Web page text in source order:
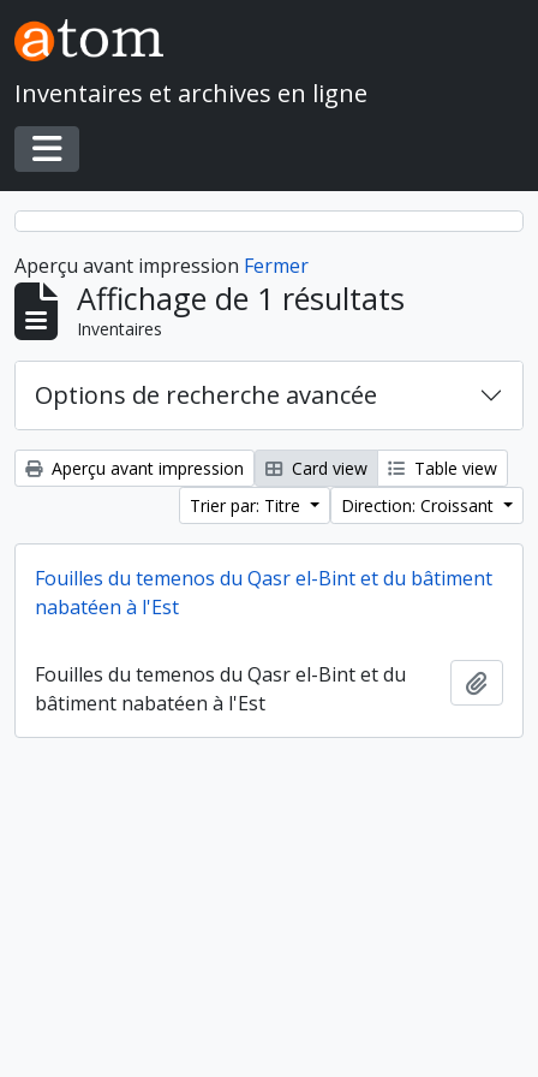
Skip to main content
Inventaires et archives en ligne
Toggle navigation
Aperçu avant impression Fermer
Affichage de 1 résultats
Inventaires
Options de recherche avancée
Aperçu avant impression Card view
Table view
Trier par: Titre
Direction: Croissant
Fouilles du temenos du Qasr el-Bint et du bâtiment
nabatéen à l'Est
Fouilles du temenos du Qasr el-Bint et du
bâtiment nabatéen à l'Est